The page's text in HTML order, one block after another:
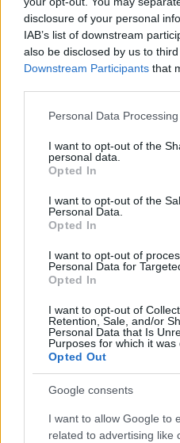
disclosure of your personal
IAB’s list of downstream
also be disclosed by us to
Downstream Participants that
Please note that this website/
not limited to your visit or
grant or deny consent to
use your data for below
consent section.
Personal Data
I want to opt-out of the
personal data.
Opted In
I want to opt-out of the
Personal Data.
Opted In
I want to opt-out of
Personal Data for
Opted In
I want to opt-out of
Retention, Sale, and/or
Personal Data that Is
Purposes for which it was
Opted Out
Google consents
I want to allow Google to
related to advertising like
Entra nel
Condividi l'articolo
F
ce
b
o
o
k
T
it
te
r
Pi
n
te
re
st
W
h
at
s
A
p
Articolo
Prossimo
NOTIZIE RECENTI